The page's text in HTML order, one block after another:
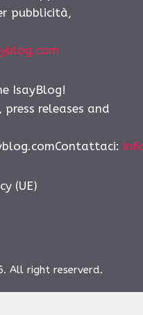
pubblicità,
IsayBlog!
releases and
(UE)
All right reserverd.